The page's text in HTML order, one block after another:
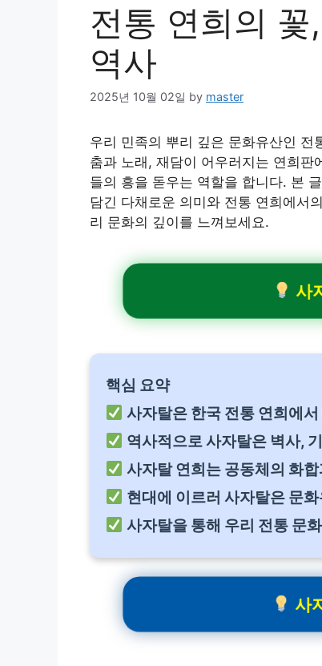
전통 연희의
역사
2025년 10월 02일 by master
우리 민족의 뿌리 깊은 문화유산인
춤과 노래, 재담이 어우러지는 연희판
들의 흥을 돋우는 역할을 합니다. 본
담긴 다채로운 의미와 전통 연희에서
리 문화의 깊이를 느껴보세요.
사
핵심 요약
사자탈은 한국 전통 연희에
역사적으로 사자탈은 벽사,
사자탈 연희는 공동체의 화
현대에 이르러 사자탈은 문
사자탈을 통해 우리 전통 문
사